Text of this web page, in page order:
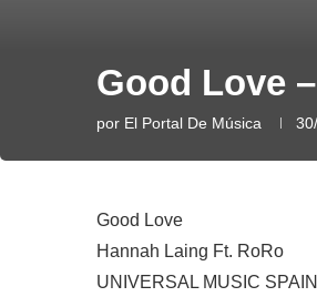
Good Love
por El Portal De Música
Good Love
Hannah Laing Ft. RoRo
UNIVERSAL MUSIC